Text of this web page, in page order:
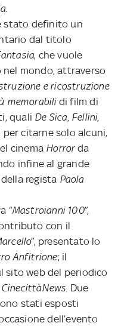
.
stato definito un
dal titolo
, che vuole
nel mondo, attraverso
e ricostruzione
memorabilidi film di
quali De Sica, Fellini,
per citarne solo alcuni,
cinema Horrorda
infine al grande
della regista Paola
“Mastroianni 100”,
con il
”, presentato lo
Anfitrione; il
sito web del periodico
CinecittàNews. Due
stati esposti
dell’evento